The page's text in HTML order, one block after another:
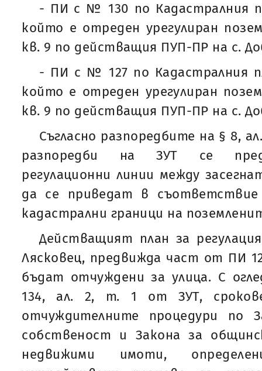
- ПИ с № 130 по Кадастралния
който е отреден урегулиран
кв. 9 по действащия ПУП-ПР на с.
- ПИ с № 127 по Кадастралния
който е отреден урегулиран
кв. 9 по действащия ПУП-ПР на с.
Съгласно разпоредбите на § 8,
разпоредби на ЗУТ се
регулационни линии между
да се приведат в
кадастрални граници на
Действащият план за
Лясковец, предвижда част от ПИ
бъдат отчуждени за улица. С
134, ал. 2, т. 1 от ЗУТ,
отчуждителните процедури по
собственост и Закона за
недвижими имоти,